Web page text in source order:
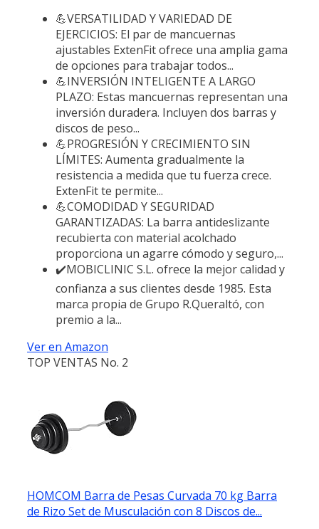
💪VERSATILIDAD Y VARIEDAD DE
EJERCICIOS: El par de mancuernas
ajustables ExtenFit ofrece una amplia gama
de opciones para trabajar todos...
💪INVERSIÓN INTELIGENTE A LARGO
PLAZO: Estas mancuernas representan una
inversión duradera. Incluyen dos barras y
discos de peso...
💪PROGRESIÓN Y CRECIMIENTO SIN
LÍMITES: Aumenta gradualmente la
resistencia a medida que tu fuerza crece.
ExtenFit te permite...
💪COMODIDAD Y SEGURIDAD
GARANTIZADAS: La barra antideslizante
recubierta con material acolchado
proporciona un agarre cómodo y seguro,...
✔️MOBICLINIC S.L. ofrece la mejor calidad y
confianza a sus clientes desde 1985. Esta
marca propia de Grupo R.Queraltó, con
premio a la...
Ver en Amazon
TOP VENTAS No. 2
HOMCOM Barra de Pesas Curvada 70 kg Barra
de Rizo Set de Musculación con 8 Discos de...